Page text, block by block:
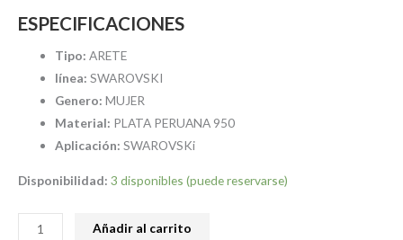
ESPECIFICACIONES
Tipo:ARETE
línea:SWAROVSKI
Genero: MUJER
Material: PLATA PERUANA 950
Aplicación: SWAROVSKi
Disponibilidad: 3 disponibles (puede reservarse)
Añadir al carrito